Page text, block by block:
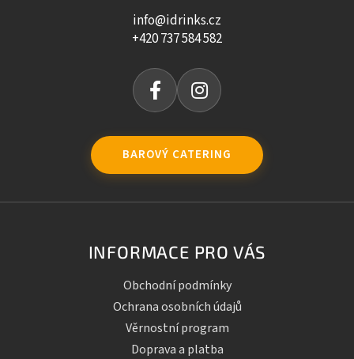
info@idrinks.cz
+420 737 584 582
BAROVÝ CATERING
INFORMACE PRO VÁS
Obchodní podmínky
Ochrana osobních údajů
Věrnostní program
Doprava a platba